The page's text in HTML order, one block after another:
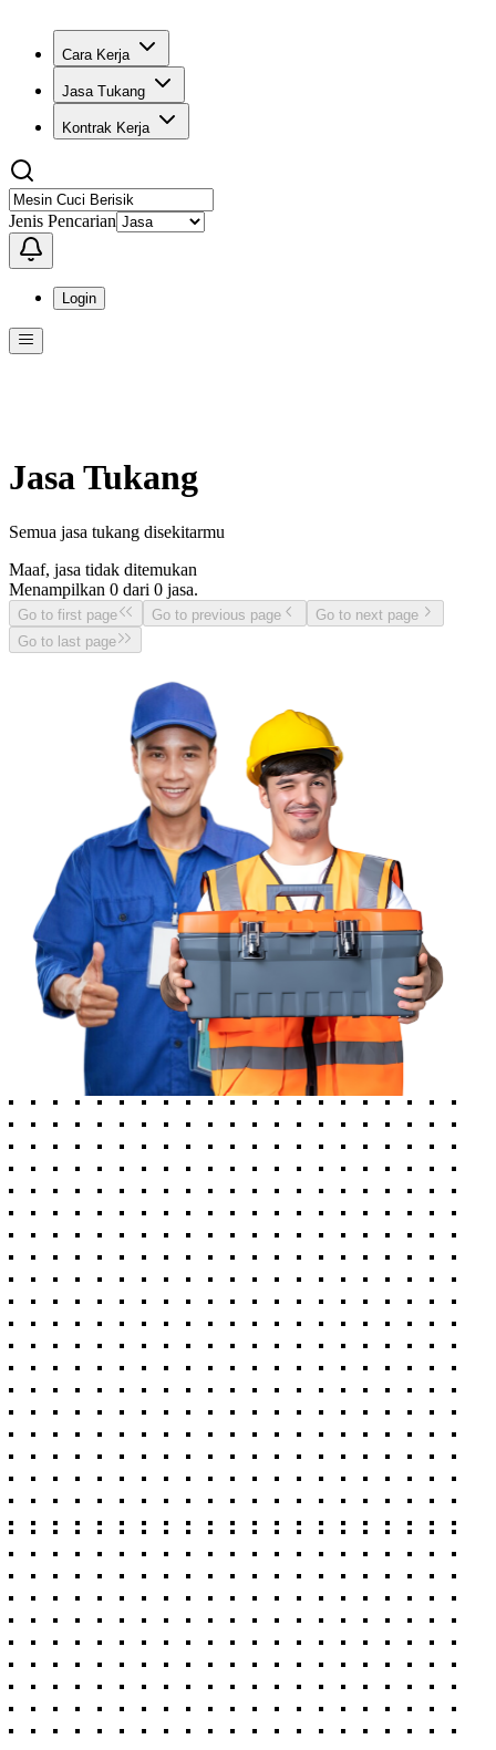
Cara Kerja
Jasa Tukang
Kontrak Kerja
Jenis Pencarian
Login
Jasa Tukang
Semua jasa tukang disekitarmu
Maaf, jasa tidak ditemukan
Menampilkan 0 dari 0 jasa.
Go to first page Go to previous page
Go to next page
Go to last page